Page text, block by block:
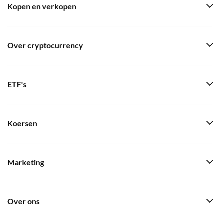
Kopen en verkopen
Over cryptocurrency
ETF's
Koersen
Marketing
Over ons